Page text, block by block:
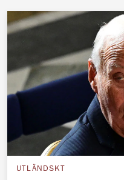
UTLÄNDSKT